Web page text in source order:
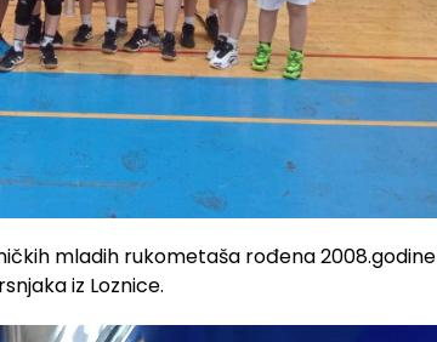
mladih rukometaša rođena 2008.godine
iz Loznice.